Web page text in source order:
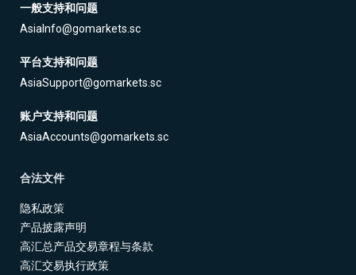
一般支持和问题
AsiaInfo@gomarkets.sc
平台支持和问题
AsiaSupport@gomarkets.sc
账户支持和问题
AsiaAccounts@gomarkets.sc
合法文件
隐私政策
产品披露声明
高汇总产品交易章程与条款
高汇交易执行政策